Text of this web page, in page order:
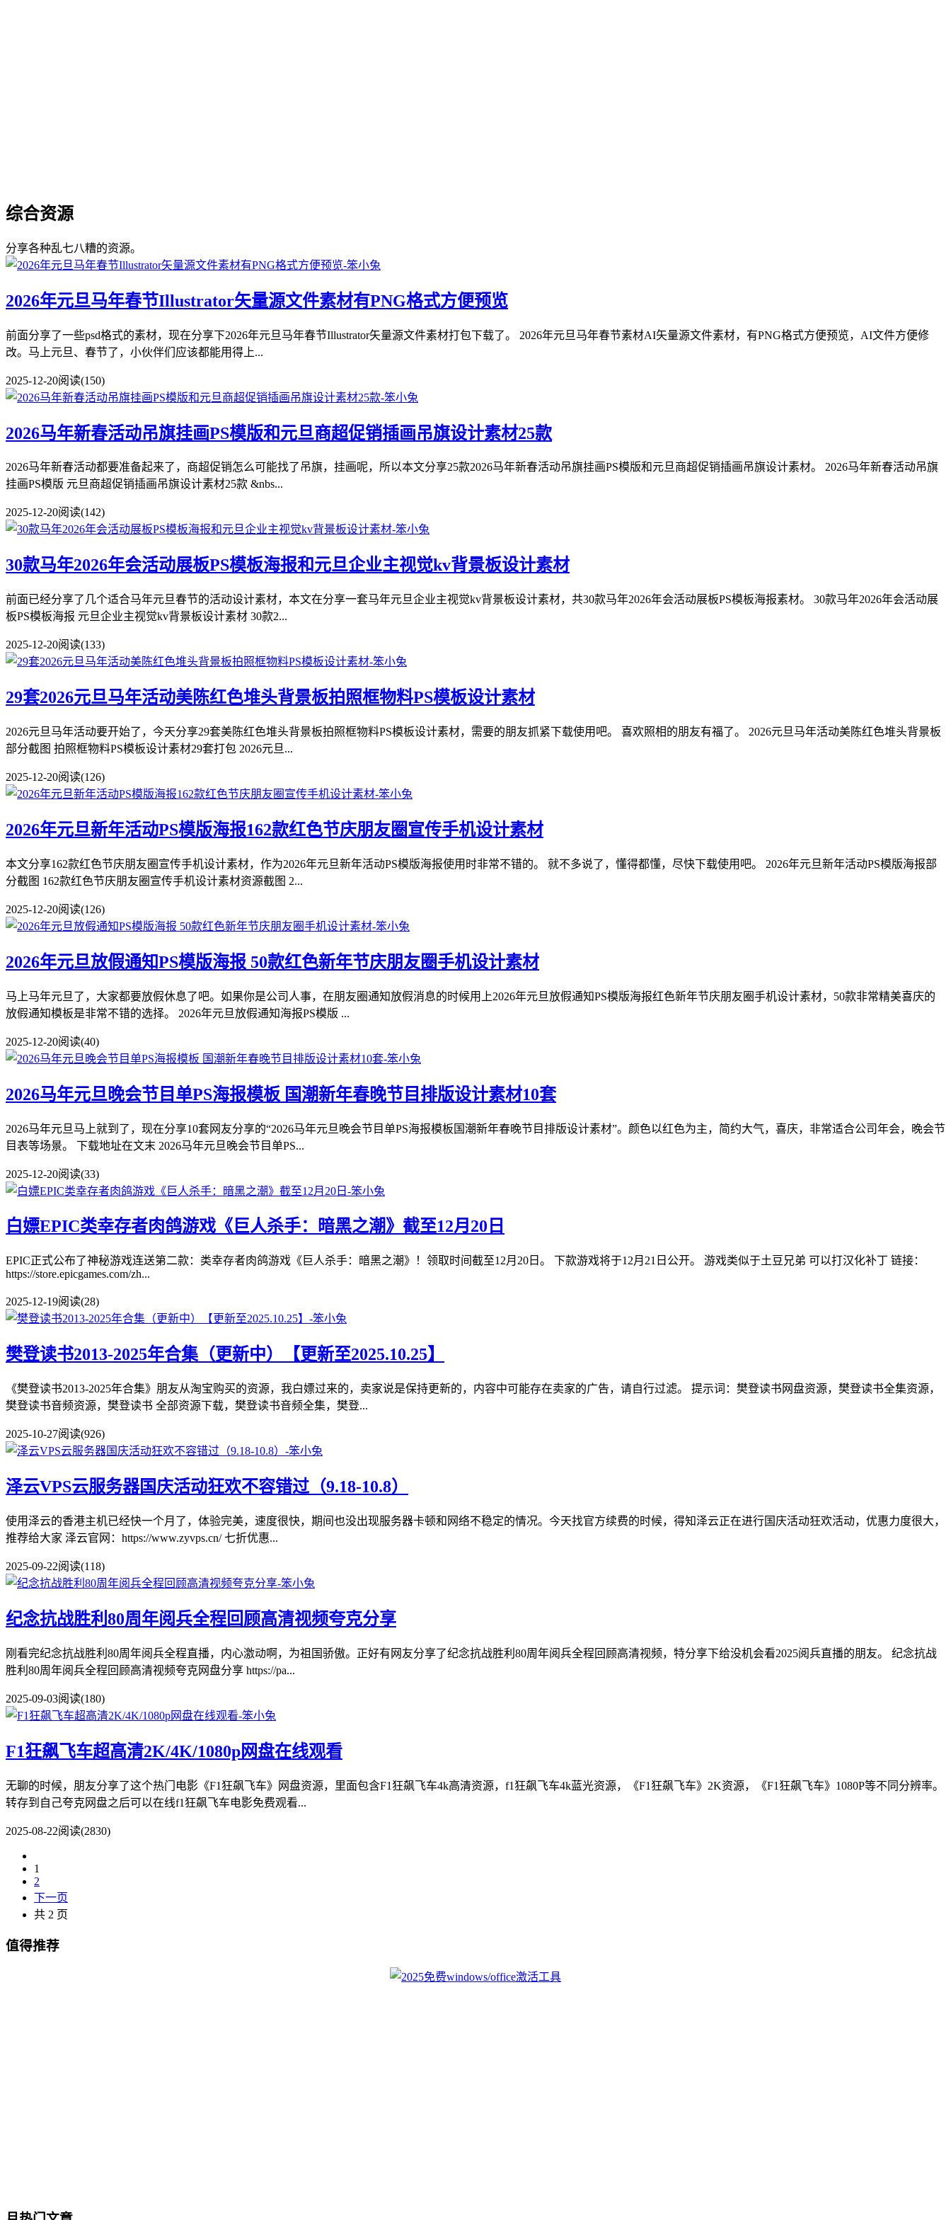
综合资源
分享各种乱七八糟的资源。
2026年元旦马年春节Illustrator矢量源文件素材有PNG格式方便预览
前面分享了一些psd格式的素材，现在分享下2026年元旦马年春节Illustrator矢量源文件素材打包下载了。 2026年元旦马年春节素材AI矢量源文件素材，有PNG格式方便预览，AI文件方便修
改。马上元旦、春节了，小伙伴们应该都能用得上...
2025-12-20阅读(150)
2026马年新春活动吊旗挂画PS模版和元旦商超促销插画吊旗设计素材25款
2026马年新春活动都要准备起来了，商超促销怎么可能找了吊旗，挂画呢，所以本文分享25款2026马年新春活动吊旗挂画PS模版和元旦商超促销插画吊旗设计素材。 2026马年新春活动吊旗
挂画PS模版 元旦商超促销插画吊旗设计素材25款 &nbs...
2025-12-20阅读(142)
30款马年2026年会活动展板PS模板海报和元旦企业主视觉kv背景板设计素材
前面已经分享了几个适合马年元旦春节的活动设计素材，本文在分享一套马年元旦企业主视觉kv背景板设计素材，共30款马年2026年会活动展板PS模板海报素材。 30款马年2026年会活动展
板PS模板海报 元旦企业主视觉kv背景板设计素材 30款2...
2025-12-20阅读(133)
29套2026元旦马年活动美陈红色堆头背景板拍照框物料PS模板设计素材
2026元旦马年活动要开始了，今天分享29套美陈红色堆头背景板拍照框物料PS模板设计素材，需要的朋友抓紧下载使用吧。 喜欢照相的朋友有福了。 2026元旦马年活动美陈红色堆头背景板
部分截图 拍照框物料PS模板设计素材29套打包 2026元旦...
2025-12-20阅读(126)
2026年元旦新年活动PS模版海报162款红色节庆朋友圈宣传手机设计素材
本文分享162款红色节庆朋友圈宣传手机设计素材，作为2026年元旦新年活动PS模版海报使用时非常不错的。 就不多说了，懂得都懂，尽快下载使用吧。 2026年元旦新年活动PS模版海报部
分截图 162款红色节庆朋友圈宣传手机设计素材资源截图 2...
2025-12-20阅读(126)
2026年元旦放假通知PS模版海报 50款红色新年节庆朋友圈手机设计素材
马上马年元旦了，大家都要放假休息了吧。如果你是公司人事，在朋友圈通知放假消息的时候用上2026年元旦放假通知PS模版海报红色新年节庆朋友圈手机设计素材，50款非常精美喜庆的
放假通知模板是非常不错的选择。 2026年元旦放假通知海报PS模版 ...
2025-12-20阅读(40)
2026马年元旦晚会节目单PS海报模板 国潮新年春晚节目排版设计素材10套
2026马年元旦马上就到了，现在分享10套网友分享的“2026马年元旦晚会节目单PS海报模板国潮新年春晚节目排版设计素材”。颜色以红色为主，简约大气，喜庆，非常适合公司年会，晚会节
目表等场景。 下载地址在文末 2026马年元旦晚会节目单PS...
2025-12-20阅读(33)
白嫖EPIC类幸存者肉鸽游戏《巨人杀手：暗黑之潮》截至12月20日
EPIC正式公布了神秘游戏连送第二款：类幸存者肉鸽游戏《巨人杀手：暗黑之潮》！领取时间截至12月20日。 下款游戏将于12月21日公开。 游戏类似于土豆兄弟 可以打汉化补丁 链接：
https://store.epicgames.com/zh...
2025-12-19阅读(28)
樊登读书2013-2025年合集（更新中）【更新至2025.10.25】
《樊登读书2013-2025年合集》朋友从淘宝购买的资源，我白嫖过来的，卖家说是保持更新的，内容中可能存在卖家的广告，请自行过滤。 提示词：樊登读书网盘资源，樊登读书全集资源，
樊登读书音频资源，樊登读书 全部资源下载，樊登读书音频全集，樊登...
2025-10-27阅读(926)
泽云VPS云服务器国庆活动狂欢不容错过（9.18-10.8）
使用泽云的香港主机已经快一个月了，体验完美，速度很快，期间也没出现服务器卡顿和网络不稳定的情况。今天找官方续费的时候，得知泽云正在进行国庆活动狂欢活动，优惠力度很大，
推荐给大家 泽云官网：https://www.zyvps.cn/ 七折优惠...
2025-09-22阅读(118)
纪念抗战胜利80周年阅兵全程回顾高清视频夸克分享
刚看完纪念抗战胜利80周年阅兵全程直播，内心激动啊，为祖国骄傲。正好有网友分享了纪念抗战胜利80周年阅兵全程回顾高清视频，特分享下给没机会看2025阅兵直播的朋友。 纪念抗战
胜利80周年阅兵全程回顾高清视频夸克网盘分享 https://pa...
2025-09-03阅读(180)
F1狂飙飞车超高清2K/4K/1080p网盘在线观看
无聊的时候，朋友分享了这个热门电影《F1狂飙飞车》网盘资源，里面包含F1狂飙飞车4k高清资源，f1狂飙飞车4k蓝光资源，《F1狂飙飞车》2K资源，《F1狂飙飞车》1080P等不同分辨率。
转存到自己夸克网盘之后可以在线f1狂飙飞车电影免费观看...
2025-08-22阅读(2830)
1
2
下一页
共 2 页
值得推荐